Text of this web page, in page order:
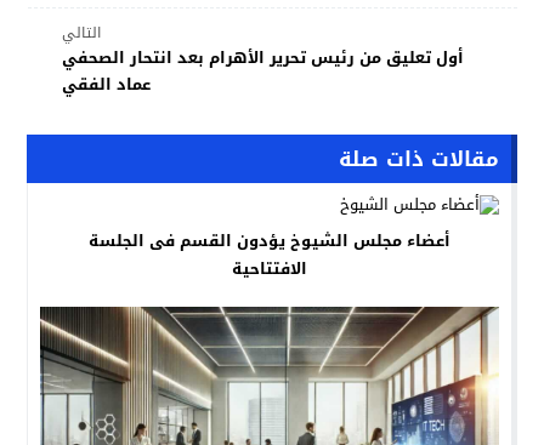
التالي
أول تعليق من رئيس تحرير الأهرام بعد انتحار الصحفي
عماد الفقي
مقالات ذات صلة
أعضاء مجلس الشيوخ يؤدون القسم فى الجلسة
الافتتاحية